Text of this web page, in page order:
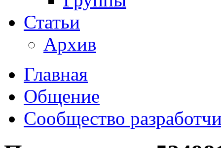
Статьи
Архив
Главная
Общение
Сообщество